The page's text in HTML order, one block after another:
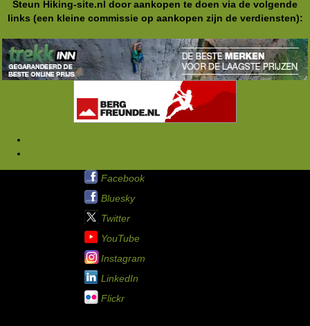
Steun Hiking-site.nl door aankopen te doen via de volgende
links (een kleine commissie op aankopen zijn de verdiensten):
Facebook
Bluesky
Twitter
YouTube
Instagram
LinkedIn
Flickr